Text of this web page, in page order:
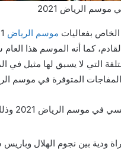
الرياض 2021
بفعاليات موسم الرياض
القادم، كما أنه الموسم هذا
التي لا يسبق لها مثيل في
المتوفرة في موسم الرياض
حضور
ودية بين نجوم الهلال